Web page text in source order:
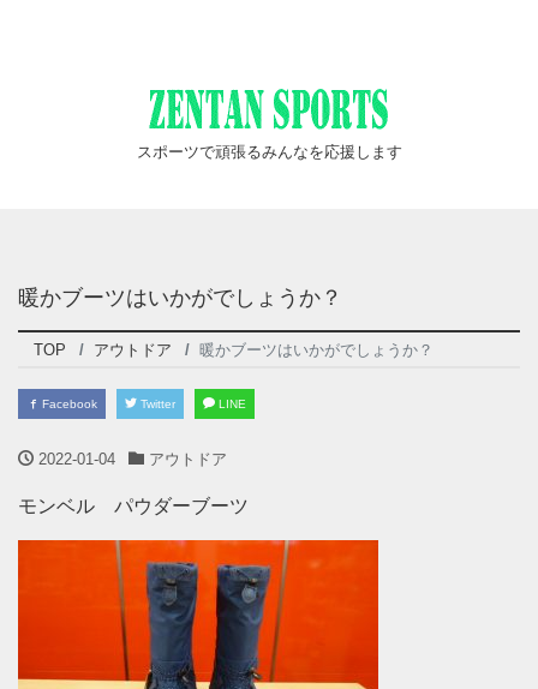
スポーツで頑張るみんなを応援します
暖かブーツはいかがでしょうか？
TOP アウトドア 暖かブーツはいかがでしょうか？
Facebook Twitter LINE
2022-01-04 アウトドア
モンベル パウダーブーツ